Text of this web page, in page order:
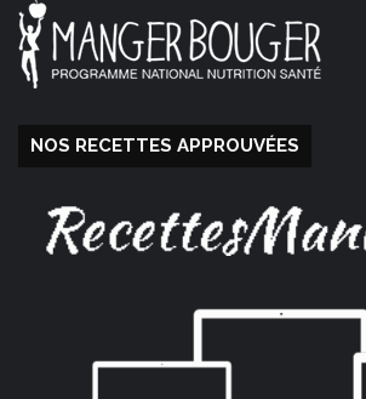
NOS RECETTES APPROUVÉES